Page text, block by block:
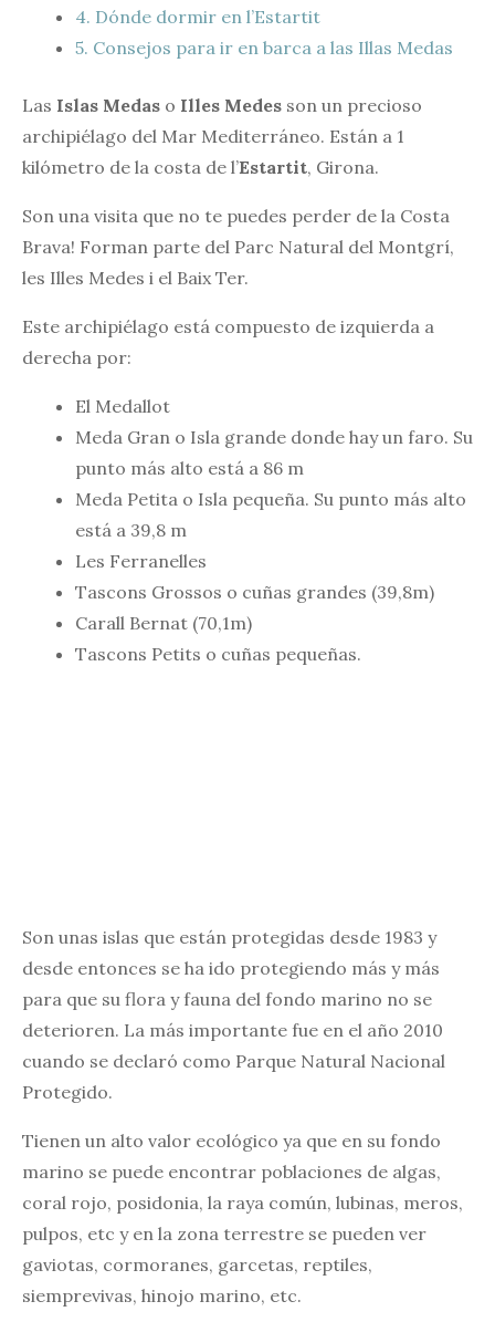
4. Dónde dormir en l’Estartit
5. Consejos para ir en barca a las Illas Medas
Las Islas Medas o Illes Medes son un precioso
archipiélago del Mar Mediterráneo. Están a 1
kilómetro de la costa de l’Estartit, Girona.
Son una visita que no te puedes perder de la Costa
Brava! Forman parte del Parc Natural del Montgrí,
les Illes Medes i el Baix Ter.
Este archipiélago está compuesto de izquierda a
derecha por:
El Medallot
Meda Gran o Isla grande donde hay un faro. Su
punto más alto está a 86 m
Meda Petita o Isla pequeña. Su punto más alto
está a 39,8 m
Les Ferranelles
Tascons Grossos o cuñas grandes (39,8m)
Carall Bernat (70,1m)
Tascons Petits o cuñas pequeñas.
Son unas islas que están protegidas desde 1983 y
desde entonces se ha ido protegiendo más y más
para que su flora y fauna del fondo marino no se
deterioren. La más importante fue en el año 2010
cuando se declaró como Parque Natural Nacional
Protegido.
Tienen un alto valor ecológico ya que en su fondo
marino se puede encontrar poblaciones de algas,
coral rojo, posidonia, la raya común, lubinas, meros,
pulpos, etc y en la zona terrestre se pueden ver
gaviotas, cormoranes, garcetas, reptiles,
siemprevivas, hinojo marino, etc.